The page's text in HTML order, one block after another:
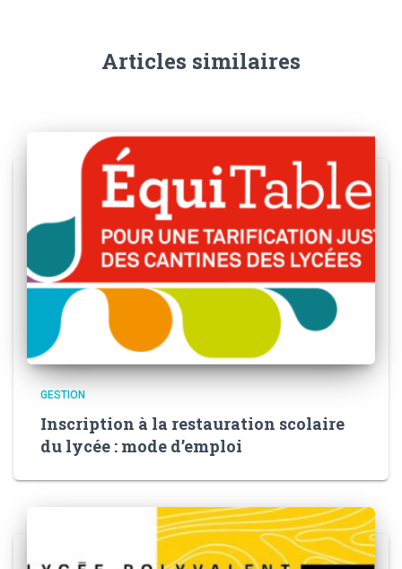
Articles similaires
GESTION
Inscription à la restauration scolaire
du lycée : mode d’emploi